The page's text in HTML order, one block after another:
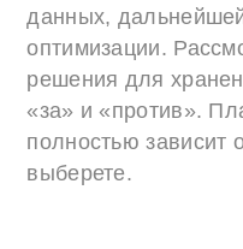
данных,
оптимизации.
решения для
«за» и «против».
полностью зависит
выберете.